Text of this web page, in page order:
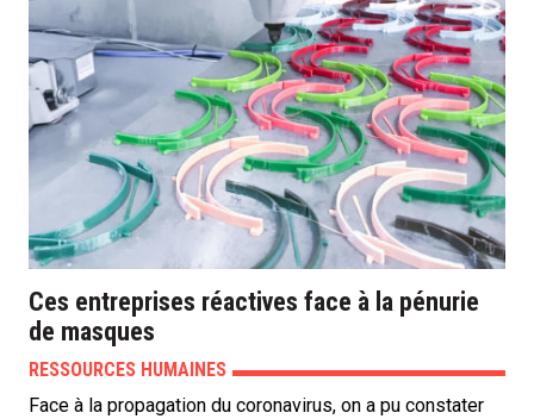
Ces entreprises réactives face à la pénurie
de masques
RESSOURCES HUMAINES
Face à la propagation du coronavirus, on a pu constater